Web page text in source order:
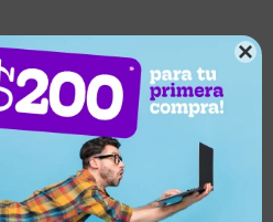

de cuero Speed Bag
de entrenamiento ideal para
reflejos y resistencia
o entrenamiento
de alta calidad permite realizar
fortalecen hombros, brazos,
tu técnica de golpeo con